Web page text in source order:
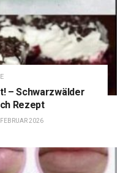
– Schwarzwälder
Rezept
2026